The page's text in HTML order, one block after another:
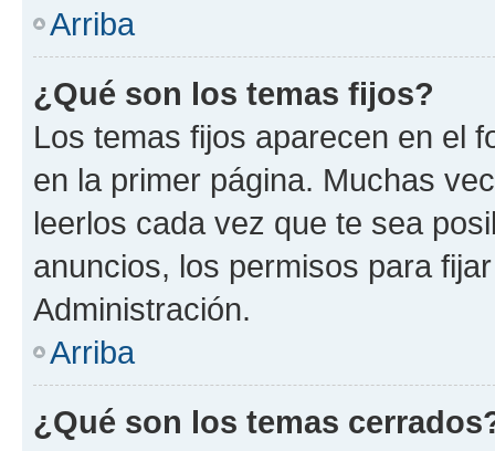
Arriba
¿Qué son los temas fijos?
Los temas fijos aparecen en el
en la primer página. Muchas
leerlos cada vez que te sea
anuncios, los permisos para
Administración.
Arriba
¿Qué son los temas